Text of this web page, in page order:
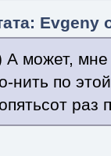
Evgeny
А может,
нить по
раз